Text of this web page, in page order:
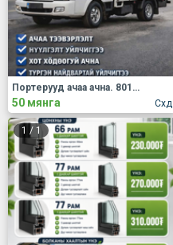
Схд
Портерууд ачаа ачна. 80137876
50 мянга
1 / 1